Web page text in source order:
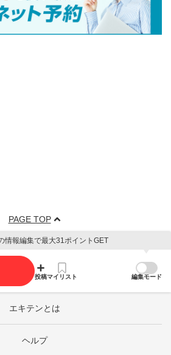
PAGE TOP
情報編集で最大31ポイントGET
投稿マイリスト 編集モード
エキテンとは
ヘルプ